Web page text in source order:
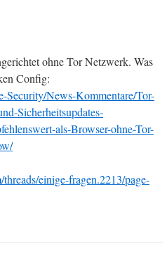
ohne Tor Netzwerk. Was
Config:
Security/News-Kommentare/Tor-
Sicherheitsupdates-
als-Browser-ohne-Tor-
einige-fragen.2213/page-